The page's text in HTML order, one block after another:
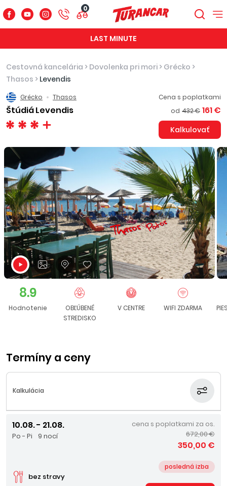
0
LAST MINUTE
Cestovná kancelária > Dovolenka pri mori > Grécko >
Thasos > Levendis
Grécko Thasos
Štúdiá Levendis
Cena s poplatkami
od 432 € 161 €
Kalkulovať
8.9
Hodnotenie
OBĽÚBENÉ
STREDISKO
V CENTRE WIFI ZDARMA
Termíny a ceny
Kalkulácia
10.08. - 21.08.
Po - Pi 9 nocí
bez stravy
posledná izba
cena s poplatkami za os.
672,00 €
350,00 €